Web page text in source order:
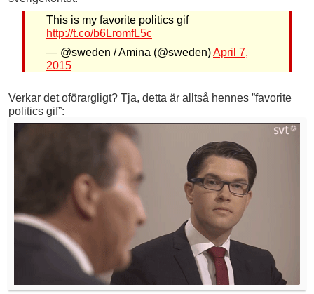
This is my favorite politics gif
http://t.co/b6LromfL5c
— @sweden / Amina (@sweden)April 7,
2015
Verkar det oförargligt? Tja, detta är alltså hennes ”favorite
politics gif”: